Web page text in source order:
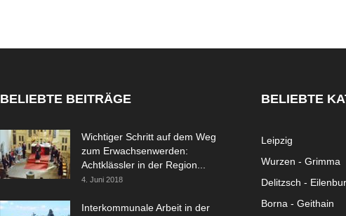
BELIEBTE BEITRÄGE
Wichtiger Schritt auf dem Weg
zum Erwachsenwerden:
Achtklässler in der Region...
4. Juni 2018
Interkommunale Arbeit in der
BELIEBTE
Leipzig
Wurzen - Grimma
Delitzsch -
Borna - Geithain